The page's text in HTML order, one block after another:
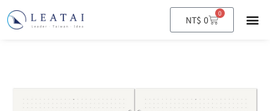
NT$ 0
0
購
物